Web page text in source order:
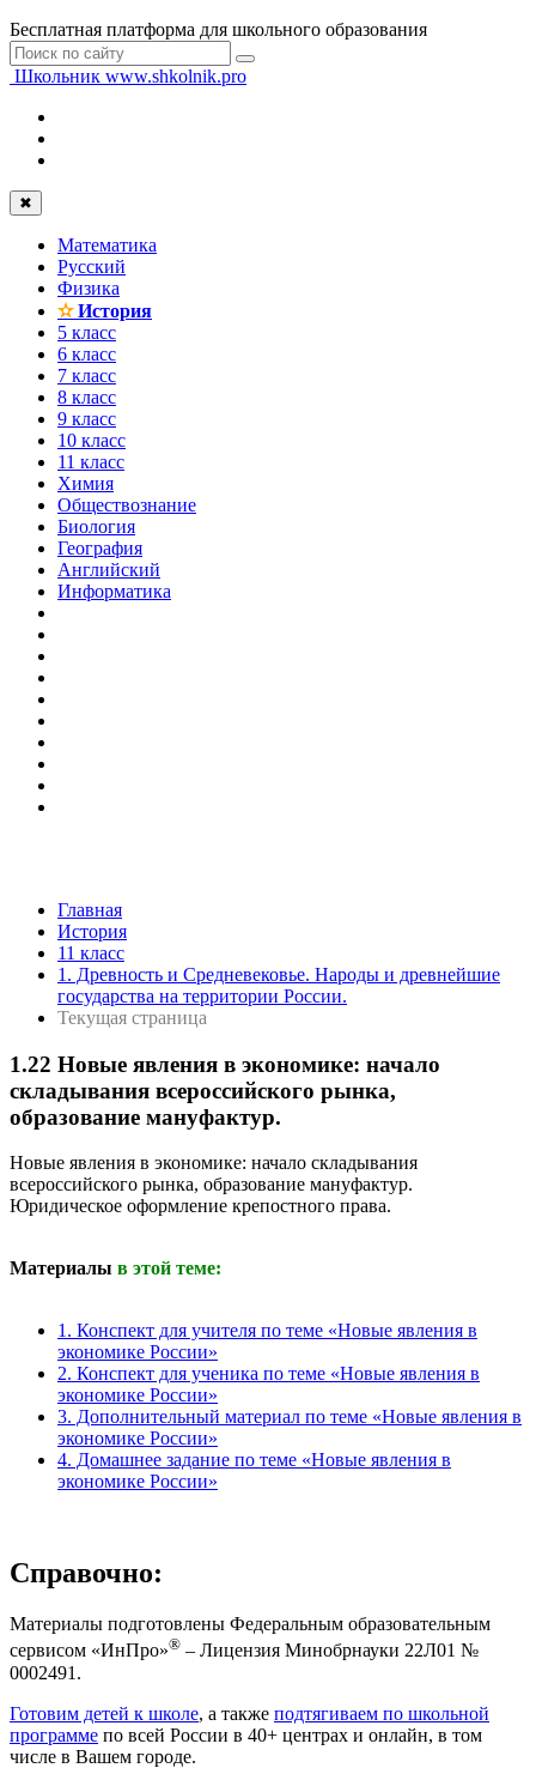
Бесплатная платформа для школьного образования
Школьник www.shkolnik.pro
✖
Математика
Русский
Физика
✫История
5 класс
6 класс
7 класс
8 класс
9 класс
10 класс
11 класс
Химия
Обществознание
Биология
География
Английский
Информатика
Главная
История
11 класс
1. Древность и Средневековье. Народы и древнейшие
государства на территории России.
Текущая страница
1.22 Новые явления в экономике: начало
складывания всероссийского рынка,
образование мануфактур.
Новые явления в экономике: начало складывания
всероссийского рынка, образование мануфактур.
Юридическое оформление крепостного права.
Материалы в этой теме:
1. Конспект для учителя по теме «Новые явления в
экономике России»
2. Конспект для ученика по теме «Новые явления в
экономике России»
3. Дополнительный материал по теме «Новые явления в
экономике России»
4. Домашнее задание по теме «Новые явления в
экономике России»
Справочно:
Материалы подготовлены Федеральным образовательным
сервисом «ИнПро»® – Лицензия Минобрнауки 22Л01 №
0002491.
Готовим детей к школе, а также подтягиваем по школьной
программе по всей России в 40+ центрах и онлайн, в том
числе в Вашем городе.